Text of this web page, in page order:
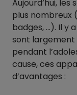
Aujourd’hui,
plus nombreux
badges, …). Il y
sont largement
pendant
cause, ces
d’avantages :